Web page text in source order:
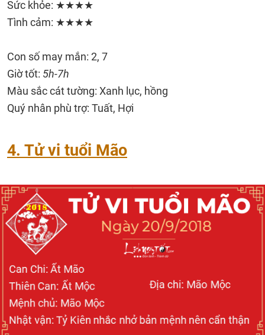
Sức khỏe: ★★★★
Tình cảm: ★★★★
Con số may mắn: 2, 7
Giờ tốt: 5h-7h
Màu sắc cát tường: Xanh lục, hồng
Quý nhân phù trợ: Tuất, Hợi
4. Tử vi tuổi Mão